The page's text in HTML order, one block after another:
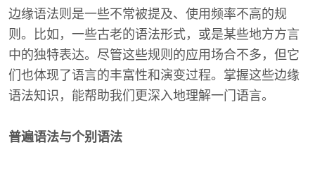
边缘语法则是一些不常被提及、使用频率不高的规
则。比如，一些古老的语法形式，或是某些地方方言
中的独特表达。尽管这些规则的应用场合不多，但它
们也体现了语言的丰富性和演变过程。掌握这些边缘
语法知识，能帮助我们更深入地理解一门语言。
普遍语法与个别语法